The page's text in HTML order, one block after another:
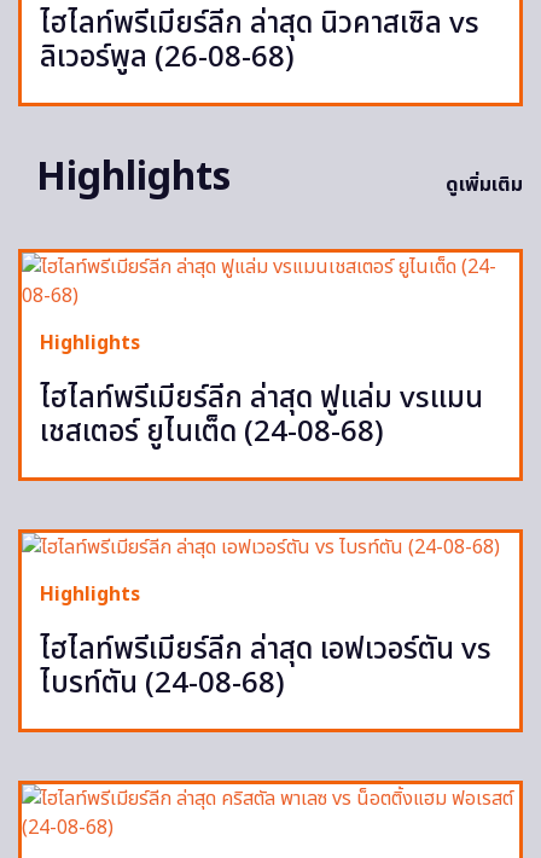
ไฮไลท์พรีเมียร์ลีก ล่าสุด นิวคาสเซิล vs
ลิเวอร์พูล (26-08-68)
Highlights ดูเพิ่มเติม
Highlights
ไฮไลท์พรีเมียร์ลีก ล่าสุด ฟูแล่ม vsแมน
เชสเตอร์ ยูไนเต็ด (24-08-68)
Highlights
ไฮไลท์พรีเมียร์ลีก ล่าสุด เอฟเวอร์ตัน vs
ไบรท์ตัน (24-08-68)